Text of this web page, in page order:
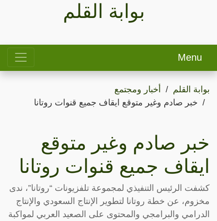
بوابة القلم
Menu
بوابة القلم
أخبار ومجتمع
خبر صادم وغير متوقع ايقاف جميع قنوات روتانا
خبر صادم وغير متوقع
ايقاف جميع قنوات روتانا
كشفت الرئيس التنفيذي لمجموعة تلفزيونات “روتانا”، ندى
مخزوم، عن خطة روتانا لتطوير الإنتاج السعودي والإنتاج
الدرامي والبرامجي والمحتوى على الصعيد العربي لمواكبة